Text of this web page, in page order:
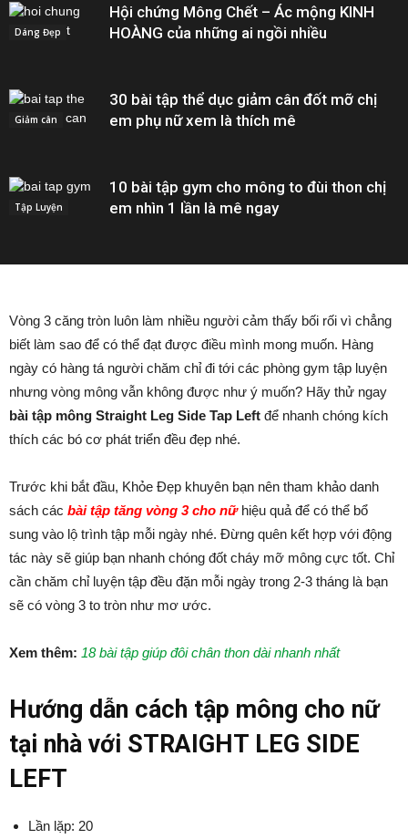
Dáng Đẹp
Hội chứng Mông Chết – Ác mộng KINH
HOÀNG của những ai ngồi nhiều
Giảm cân
30 bài tập thể dục giảm cân đốt mỡ chị
em phụ nữ xem là thích mê
Tập Luyện
10 bài tập gym cho mông to đùi thon chị
em nhìn 1 lần là mê ngay
Vòng 3 căng tròn luôn làm nhiều người cảm thấy bối rối vì chẳng
biết làm sao để có thể đạt được điều mình mong muốn. Hàng
ngày có hàng tá người chăm chỉ đi tới các phòng gym tập luyện
nhưng vòng mông vẫn không được như ý muốn? Hãy thử ngay
bài tập mông Straight Leg Side Tap Left để nhanh chóng kích
thích các bó cơ phát triển đều đẹp nhé.
Trước khi bắt đầu, Khỏe Đẹp khuyên bạn nên tham khảo danh
sách các bài tập tăng vòng 3 cho nữhiệu quả để có thể bổ
sung vào lộ trình tập mỗi ngày nhé. Đừng quên kết hợp với động
tác này sẽ giúp bạn nhanh chóng đốt cháy mỡ mông cực tốt. Chỉ
cần chăm chỉ luyện tập đều đặn mỗi ngày trong 2-3 tháng là bạn
sẽ có vòng 3 to tròn như mơ ước.
Xem thêm: 18 bài tập giúp đôi chân thon dài nhanh nhất
Hướng dẫn cách tập mông cho nữ
tại nhà với STRAIGHT LEG SIDE
LEFT
Lần lặp: 20